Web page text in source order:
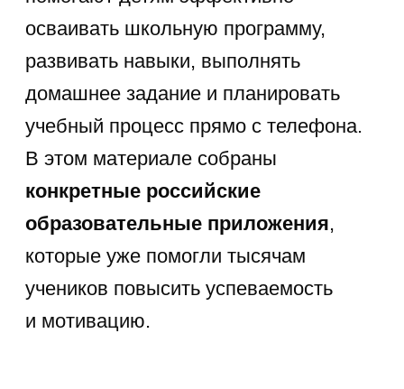
интерактивные уроки.
программы для учебы на телефон
регулярно, результаты становятся
заметны: улучшаются оценки, растёт
уверенность в знаниях, а изучение
школьных предметов перестаёт быть
стрессом.
Как выбрать подходящее
приложение для ребенка